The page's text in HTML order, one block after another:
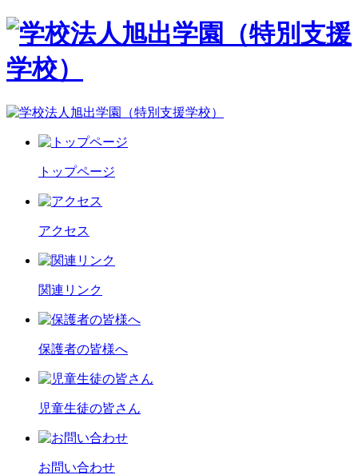
トップページ
アクセス
関連リンク
保護者の皆様へ
児童生徒の皆さん
お問い合わせ